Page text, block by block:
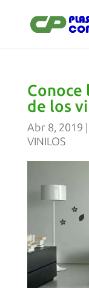
Conoce
de los
Abr 8, 2019
VINILOS